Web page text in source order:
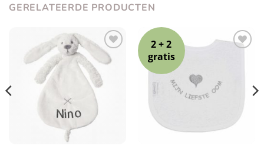
GERELATEERDE PRODUCTEN
Toevoegen
aan
verlanglijst
2 + 2
gratis